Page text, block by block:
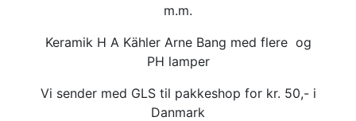
m.m.
Keramik H A Kähler Arne Bang med flere og
PH lamper
Vi sender med GLS til pakkeshop for kr. 50,- i
Danmark